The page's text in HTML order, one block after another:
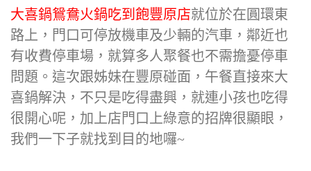
大喜鍋鴛鴦火鍋吃到飽豐原店就位於在圓環東
路上，門口可停放機車及少輛的汽車，鄰近也
有收費停車場，就算多人聚餐也不需擔憂停車
問題。這次跟姊妹在豐原碰面，午餐直接來大
喜鍋解決，不只是吃得盡興，就連小孩也吃得
很開心呢，加上店門口上綠意的招牌很顯眼，
我們一下子就找到目的地囉~